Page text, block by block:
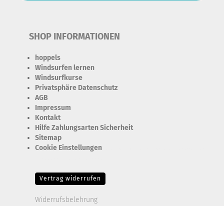
SHOP INFORMATIONEN
hoppels
Windsurfen lernen
Windsurfkurse
Privatsphäre Datenschutz
AGB
Impressum
Kontakt
Hilfe Zahlungsarten Sicherheit
Sitemap
Cookie Einstellungen
Vertrag widerrufen
Widerrufsbelehrung